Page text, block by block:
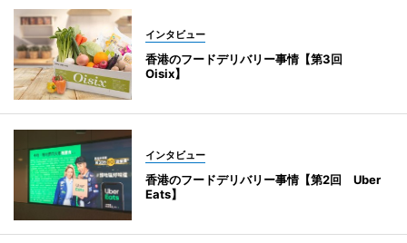
インタビュー
香港のフードデリバリー事情【第3回
Oisix】
インタビュー
香港のフードデリバリー事情【第2回 Uber
Eats】